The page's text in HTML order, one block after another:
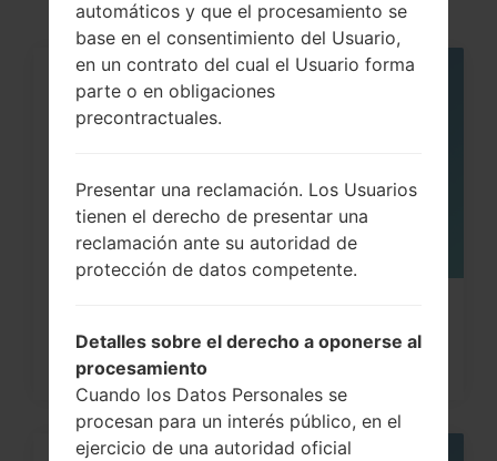
Samsung Galaxy Note,...
automáticos y que el procesamiento se
base en el consentimiento del Usuario,
en un contrato del cual el Usuario forma
parte o en obligaciones
precontractuales.
Presentar una reclamación. Los Usuarios
tienen el derecho de presentar una
reclamación ante su autoridad de
protección de datos competente.
Detalles sobre el derecho a oponerse al
procesamiento
Cuando los Datos Personales se
procesan para un interés público, en el
ejercicio de una autoridad oficial